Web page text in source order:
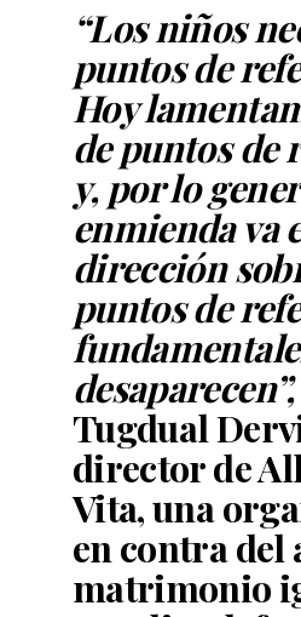
“Los niños
puntos de
Hoy
de puntos de
y, por lo
enmienda va
dirección
puntos de
desaparecen”,
Tugdual
director de
Vita, una
en contra del
matrimonio